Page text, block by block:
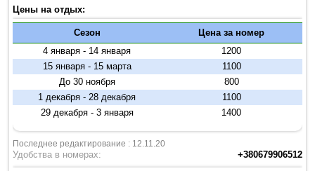
Цены на отдых:
Сезон
Цена за номер
4 января - 14 января
1200
15 января - 15 марта
1100
До 30 ноября
800
1 декабря - 28 декабря
1100
29 декабря - 3 января
1400
Последнее редактирование : 12.11.20
+380679906512
Удобства в номерах: